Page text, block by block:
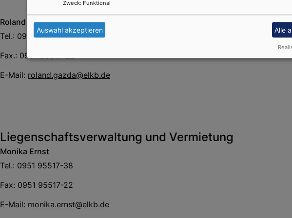
Roland Gazda, Staatlich geprüfter Bautechniker
Tel.: 0951 95517-31
Fax.: 0951 95517-22
E-Mail: roland.gazda@elkb.de
Liegenschaftsverwaltung und Vermietung
Monika Ernst
Tel.: 0951 95517-38
Fax: 0951 95517-22
E-Mail: monika.ernst@elkb.de
Zweck: Funktional
Auswahl akzeptieren Alle